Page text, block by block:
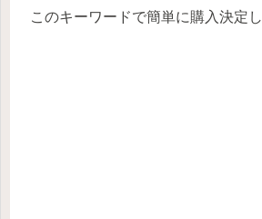
このキーワードで簡単に購入決定